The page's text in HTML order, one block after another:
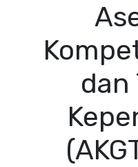
dan